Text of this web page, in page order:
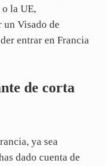
la UE,
un Visado de
entrar en Francia
de corta
ya sea
dado cuenta de